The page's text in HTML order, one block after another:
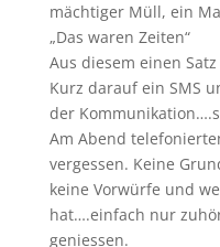
mächtiger Müll, ein
„Das waren Zeiten“
Aus diesem einen
Kurz darauf ein SMS
der
Am Abend
vergessen. Keine
keine Vorwürfe und
hat….einfach nur
geniessen.